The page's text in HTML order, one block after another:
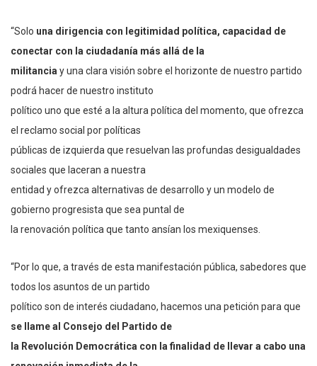
“Solo una dirigencia con legitimidad política, capacidad de
conectar con la ciudadanía más allá de la
militancia y una clara visión sobre el horizonte de nuestro partido
podrá hacer de nuestro instituto
político uno que esté a la altura política del momento, que ofrezca
el reclamo social por políticas
públicas de izquierda que resuelvan las profundas desigualdades
sociales que laceran a nuestra
entidad y ofrezca alternativas de desarrollo y un modelo de
gobierno progresista que sea puntal de
la renovación política que tanto ansían los mexiquenses.
“Por lo que, a través de esta manifestación pública, sabedores que
todos los asuntos de un partido
político son de interés ciudadano, hacemos una petición para que
se llame al Consejo del Partido de
la Revolución Democrática con la finalidad de llevar a cabo una